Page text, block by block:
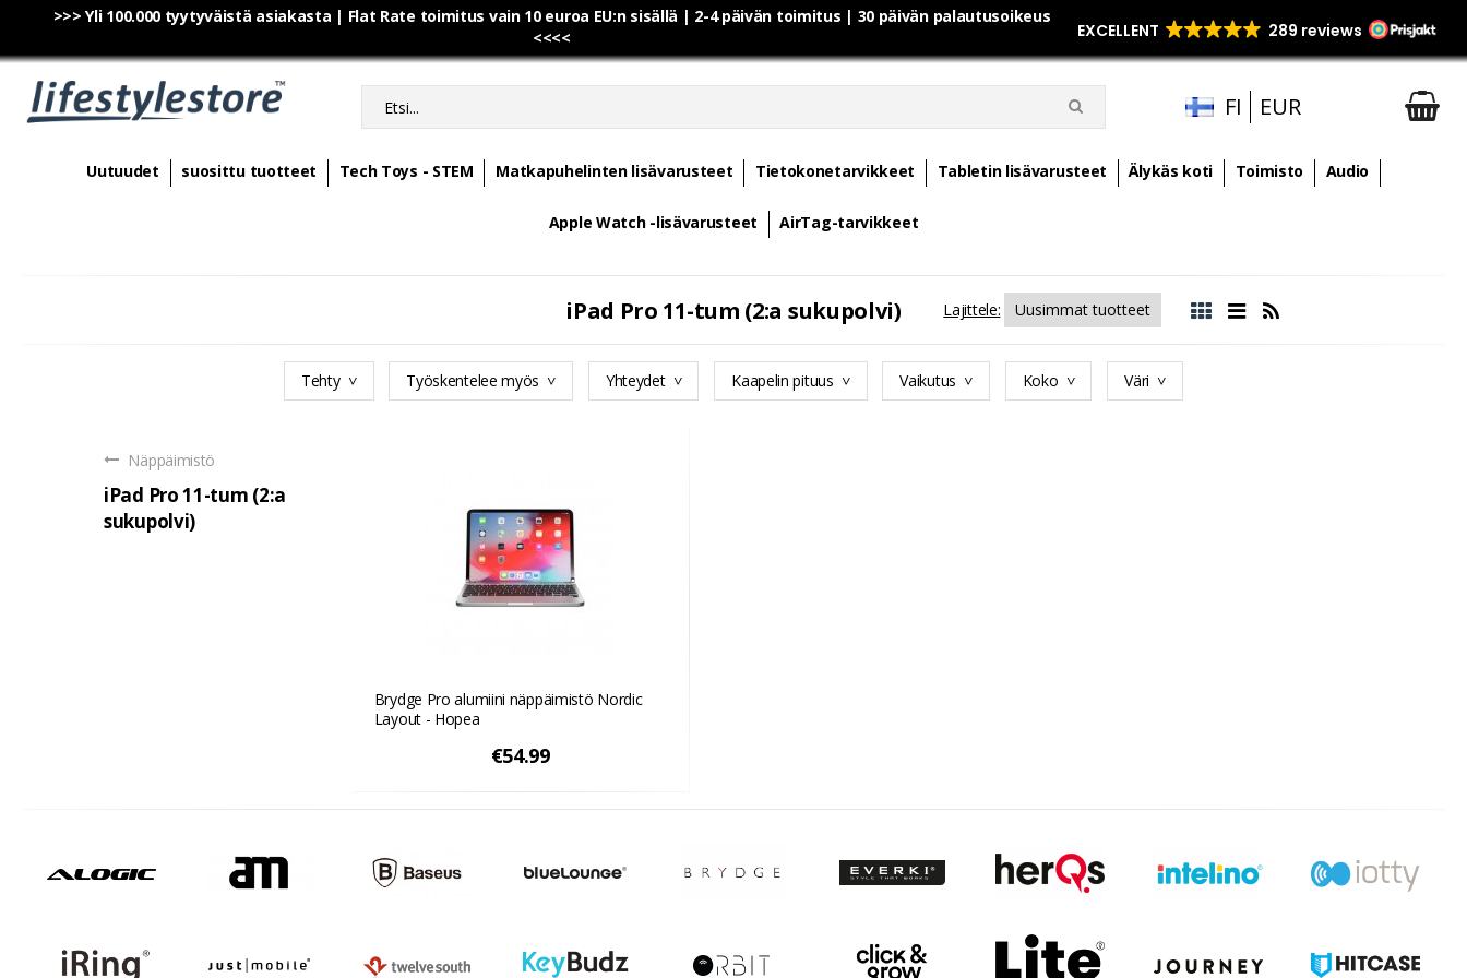
>>> Yli 100.000 tyytyväistä asiakasta | Flat Rate toimitus vain 10 euroa EU:n sisällä | 2-4 päivän toimitus | 30 päivän palautusoikeus
<<<<
FI EUR
Uutuudet suosittu tuotteet Tech Toys - STEM Matkapuhelinten lisävarusteet Tietokonetarvikkeet Tabletin lisävarusteet Älykäs koti Toimisto Audio
Apple Watch -lisävarusteet AirTag-tarvikkeet
iPad Pro 11-tum (2:a sukupolvi) Lajittele:
Tehty Työskentelee myös Yhteydet Kaapelin pituus Vaikutus Koko Väri
Näppäimistö
iPad Pro 11-tum (2:a
sukupolvi)
Brydge Pro alumiini näppäimistö Nordic
Layout - Hopea
€54.99